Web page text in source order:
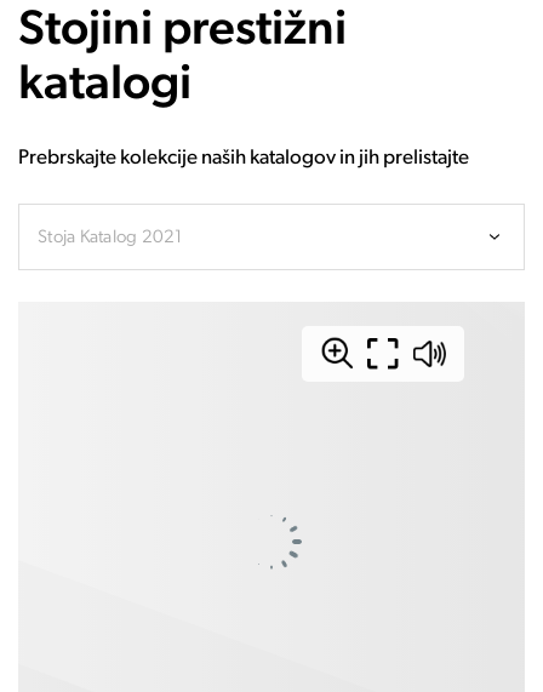
Stojini prestižni
katalogi
Prebrskajte kolekcije naših katalogov in jih prelistajte
Stoja Katalog 2021